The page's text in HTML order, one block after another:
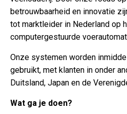
betrouwbaarheid en innovatie
tot marktleider in Nederland op
computergestuurde
Onze systemen worden
gebruikt, met klanten in onder
Duitsland, Japan en de
Wat ga je doen?